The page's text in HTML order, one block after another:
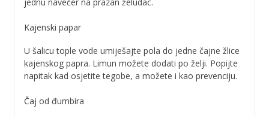
Kajenski papar
U šalicu tople vode umiješajte pola do jedne čajne žlice
kajenskog papra. Limun možete dodati po želji. Popijte
napitak kad osjetite tegobe, a možete i kao prevenciju.
Čaj od đumbira